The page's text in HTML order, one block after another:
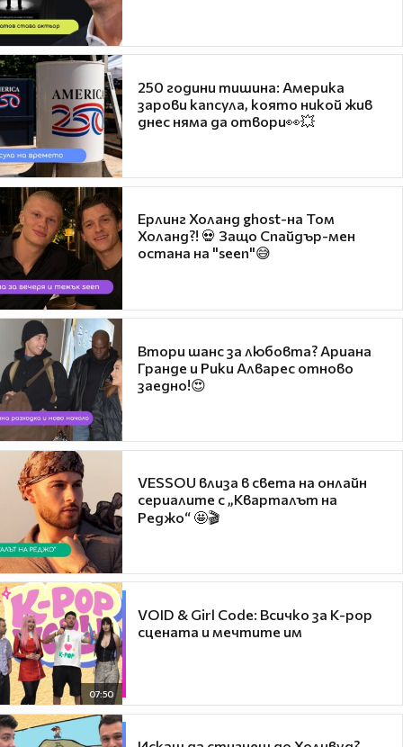
250 години тишина: Америка
зарови капсула, която никой жив
днес няма да отвори👀💥
Ерлинг Холанд ghost-на Том
Холанд?! 💀 Защо Спайдър-мен
остана на "seen"😅
Втори шанс за любовта? Ариана
Гранде и Рики Алварес отново
заедно!😍
VESSOU влиза в света на онлайн
сериалите с „Кварталът на
Реджо“ 🤩🎬
07:50
VOID & Girl Code: Всичко за K-pop
сцената и мечтите им